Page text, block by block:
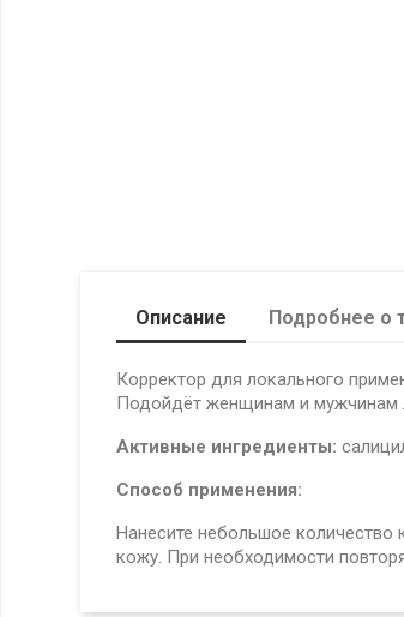
Описание Подробнее о
Корректор для локального
Подойдёт женщинам и мужчинам
Активные ингредиенты:
Способ применения:
Нанесите небольшое количество
кожу. При необходимости